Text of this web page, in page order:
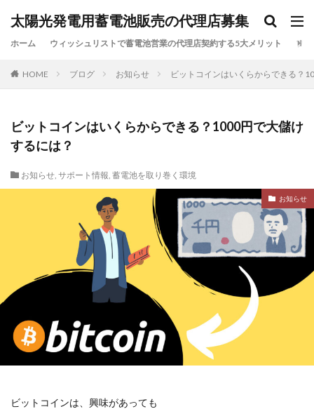
太陽光発電用蓄電池販売の代理店募集
ホーム ウィッシュリストで蓄電池営業の代理店契約する5大メリット ブ
HOME ブログ お知らせ ビットコインはいくらからできる？
ビットコインはいくらからできる？1000円で大儲け
するには？
お知らせ, サポート情報, 蓄電池を取り巻く環境
お知らせ
ビットコインは、興味があっても
カテゴリー